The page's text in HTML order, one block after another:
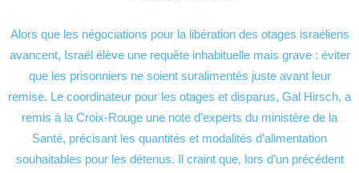
Alors que les négociations pour la libération des otages israéliens
avancent, Israël élève une requête inhabituelle mais grave : éviter
que les prisonniers ne soient suralimentés juste avant leur
remise. Le coordinateur pour les otages et disparus, Gal Hirsch, a
remis à la Croix-Rouge une note d’experts du ministère de la
Santé, précisant les quantités et modalités d’alimentation
souhaitables pour les détenus. Il craint que, lors d’un précédent